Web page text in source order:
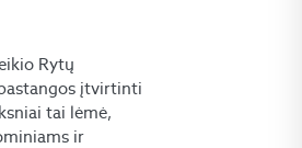
Rytų
įtvirtinti
tai lėmė,
ir